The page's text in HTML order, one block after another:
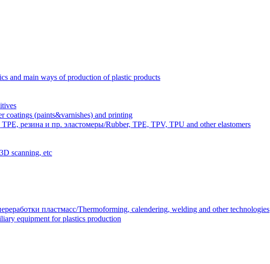
and main ways of production of plastic products
(paints&varnishes) and printing
резина и пр. эластомеры/Rubber, TPE, TPV, TPU and other elastomers
scanning, etc
пластмасс/Thermoforming, calendering, welding and other technologies
equipment for plastics production